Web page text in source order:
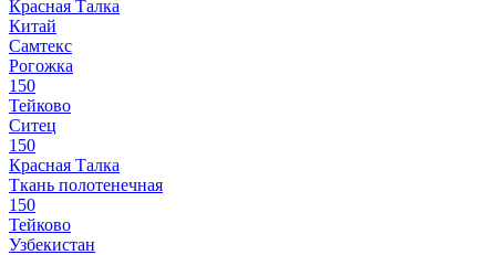
Красная Талка
Китай
Самтекс
Рогожка
150
Тейково
Ситец
150
Красная Талка
Ткань полотенечная
150
Тейково
Узбекистан